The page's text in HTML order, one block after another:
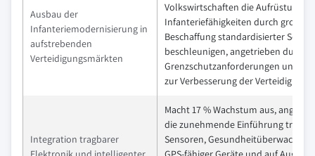
Ausbau der
Infanteriemodernisierung in
aufstrebenden
Verteidigungsmärkten
Volkswirtschaften die Aufrüstung
Infanteriefähigkeiten durch groß
Beschaffung standardisierter
beschleunigen, angetrieben durch
Grenzschutzanforderungen und
zur Verbesserung der
Integration tragbarer
Macht 17 % Wachstum aus,
die zunehmende Einführung
Sensoren,